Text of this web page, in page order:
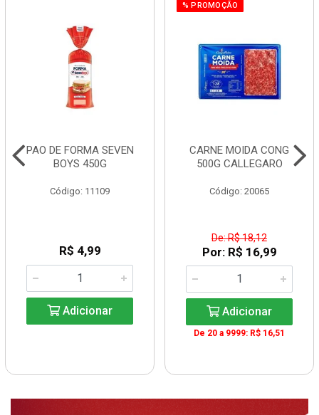
PAO DE FORMA SEVEN
BOYS 450G
Código: 11109
R$ 4,99
Adicionar
% PROMOÇÃO
CARNE MOIDA CONG
500G CALLEGARO
Código: 20065
De: R$ 18,12
Por: R$ 16,99
Adicionar
De 20 a 9999: R$ 16,51